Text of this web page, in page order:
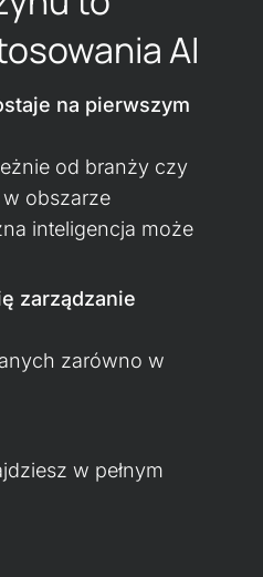
AI
na pierwszym
od branży czy
w obszarze
inteligencja może
zarządzanie
zarówno w
w pełnym